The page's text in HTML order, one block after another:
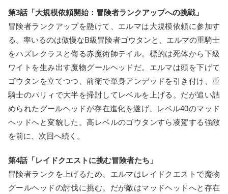
第3話「大規模依頼開始：冒険者ランクアップへの挑戦」
冒険者ランクアップを懸けて、エルマは大規模依頼に参加す
る。率いるのは傲慢なB級冒険者ゴウタンと、エルマの重騎士
をハズレクラスと侮る赤魔術師テイル。標的は死体から下級
ワイトを生み出す魔物グールヘッドだ。エルマは頭を下げて
ゴウタンを立てつつ、前衛で単身アンデッドを引き付け、重
騎士のパリィで大半を掃討してレベルを上げる。だが追い詰
められたグールヘッドが存在進化を遂げ、レベル40のマッド
ヘッドへと変貌した。高レベルのゴウタンすら凌駕する強敵
を前に、次回へ続く。
第4話「レイドクエストに挑む冒険者たち」
冒険者ランクを上げるため、エルマはレイドクエストで魔物
グールヘッドの討伐に挑む。だが敵はマッドヘッドへと存在